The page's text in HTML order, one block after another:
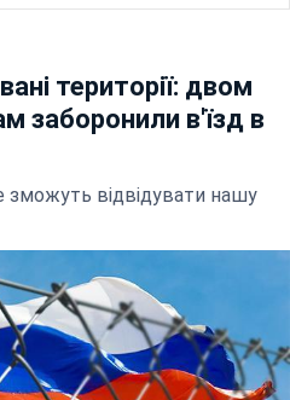
території: двом
заборонили в'їзд в
зможуть відвідувати нашу